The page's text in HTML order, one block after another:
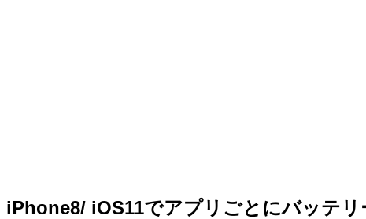
iPhone8/ iOS11でアプリごとにバッテリ